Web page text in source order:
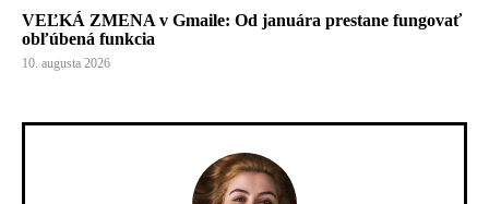
VEĽKÁ ZMENA v Gmaile: Od januára prestane fungovať
obľúbená funkcia
10. augusta 2026